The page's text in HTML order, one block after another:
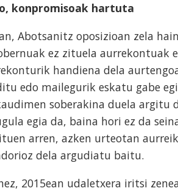
konpromisoak hartuta
Abotsanitz oposizioan zela
ez zituela
handiena dela
edo mailegurik eskatu gabe
soberakina duela argitu
egia da, baina hori ez da
arren, azken urteotan
dela argudiatu baitu.
2015ean udaletxera iritsi